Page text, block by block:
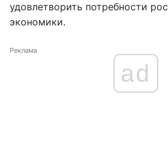
удовлетворить потребности
экономики.
Реклама
ad